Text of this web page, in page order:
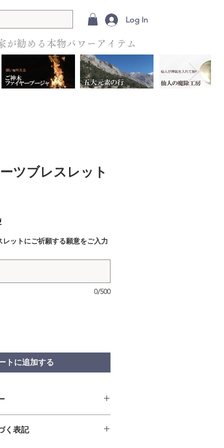
Log In
が勧める本物パワーアイテム
ツブレスレット
ットにご祈願する願意をご入力
0/500
トに追加する
に欠陥がある場合を除き、返
く表記